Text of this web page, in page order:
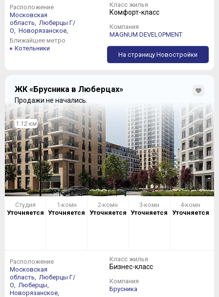
Расположение
Московская
область,
Люберцы Г/
О,
Новорязанское,
Ближайшее метро
Котельники
Класс жилья
Комфорт-класс
Компания
MAGNUM DEVELOPMENT
На страницу Новостройки
ЖК «Брусника в Люберцах»
Продажи не начались.
1.12 км
Студия
Уточняется
1-комн
Уточняется
2-комн
Уточняется
3-комн
Уточняется
4-комн
Уточняется
Расположение
Московская
область,
Люберцы Г/
О,
Люберцы,
Новорязанское,
Класс жилья
Бизнес-класс
Компания
Брусника